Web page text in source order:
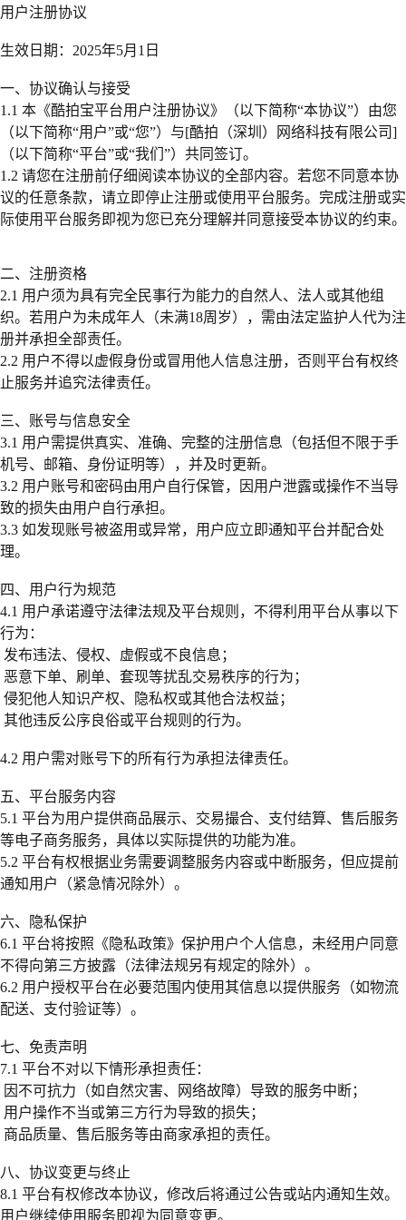
用户注册协议
生效日期：2025年5月1日
一、协议确认与接受
1.1 本《酷拍宝平台用户注册协议》（以下简称“本协议”）由您
（以下简称“用户”或“您”）与[酷拍（深圳）网络科技有限公司]
（以下简称“平台”或“我们”）共同签订。
1.2 请您在注册前仔细阅读本协议的全部内容。若您不同意本协
议的任意条款，请立即停止注册或使用平台服务。完成注册或实
际使用平台服务即视为您已充分理解并同意接受本协议的约束。
二、注册资格
2.1 用户须为具有完全民事行为能力的自然人、法人或其他组
织。若用户为未成年人（未满18周岁），需由法定监护人代为注
册并承担全部责任。
2.2 用户不得以虚假身份或冒用他人信息注册，否则平台有权终
止服务并追究法律责任。
三、账号与信息安全
3.1 用户需提供真实、准确、完整的注册信息（包括但不限于手
机号、邮箱、身份证明等），并及时更新。
3.2 用户账号和密码由用户自行保管，因用户泄露或操作不当导
致的损失由用户自行承担。
3.3 如发现账号被盗用或异常，用户应立即通知平台并配合处
理。
四、用户行为规范
4.1 用户承诺遵守法律法规及平台规则，不得利用平台从事以下
行为：
发布违法、侵权、虚假或不良信息；
恶意下单、刷单、套现等扰乱交易秩序的行为；
侵犯他人知识产权、隐私权或其他合法权益；
其他违反公序良俗或平台规则的行为。
4.2 用户需对账号下的所有行为承担法律责任。
五、平台服务内容
5.1 平台为用户提供商品展示、交易撮合、支付结算、售后服务
等电子商务服务，具体以实际提供的功能为准。
5.2 平台有权根据业务需要调整服务内容或中断服务，但应提前
通知用户（紧急情况除外）。
六、隐私保护
6.1 平台将按照《隐私政策》保护用户个人信息，未经用户同意
不得向第三方披露（法律法规另有规定的除外）。
6.2 用户授权平台在必要范围内使用其信息以提供服务（如物流
配送、支付验证等）。
七、免责声明
7.1 平台不对以下情形承担责任：
因不可抗力（如自然灾害、网络故障）导致的服务中断；
用户操作不当或第三方行为导致的损失；
商品质量、售后服务等由商家承担的责任。
八、协议变更与终止
8.1 平台有权修改本协议，修改后将通过公告或站内通知生效。
用户继续使用服务即视为同意变更。